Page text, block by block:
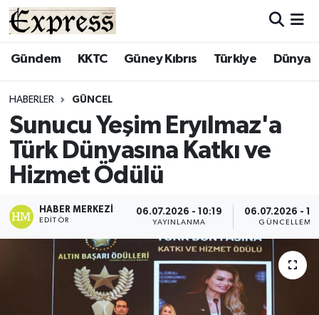
Gündem KKTC Güney Kıbrıs Türkiye Dünya
HABERLER GÜNCEL
Sunucu Yeşim Eryılmaz'a
Türk Dünyasına Katkı ve
Hizmet Ödülü
HABER MERKEZI
EDITÖR
06.07.2026 - 10:19
YAYINLANMA
06.07.2026 -
GÜNCELLEME
ALAYKÖY
BİLİM
ÇATALKÖY
EKONOMİ
ENGLISH
Hava Durumu
Süper Lig Puan Durumu ve Fikstür
Tüm Manşetler